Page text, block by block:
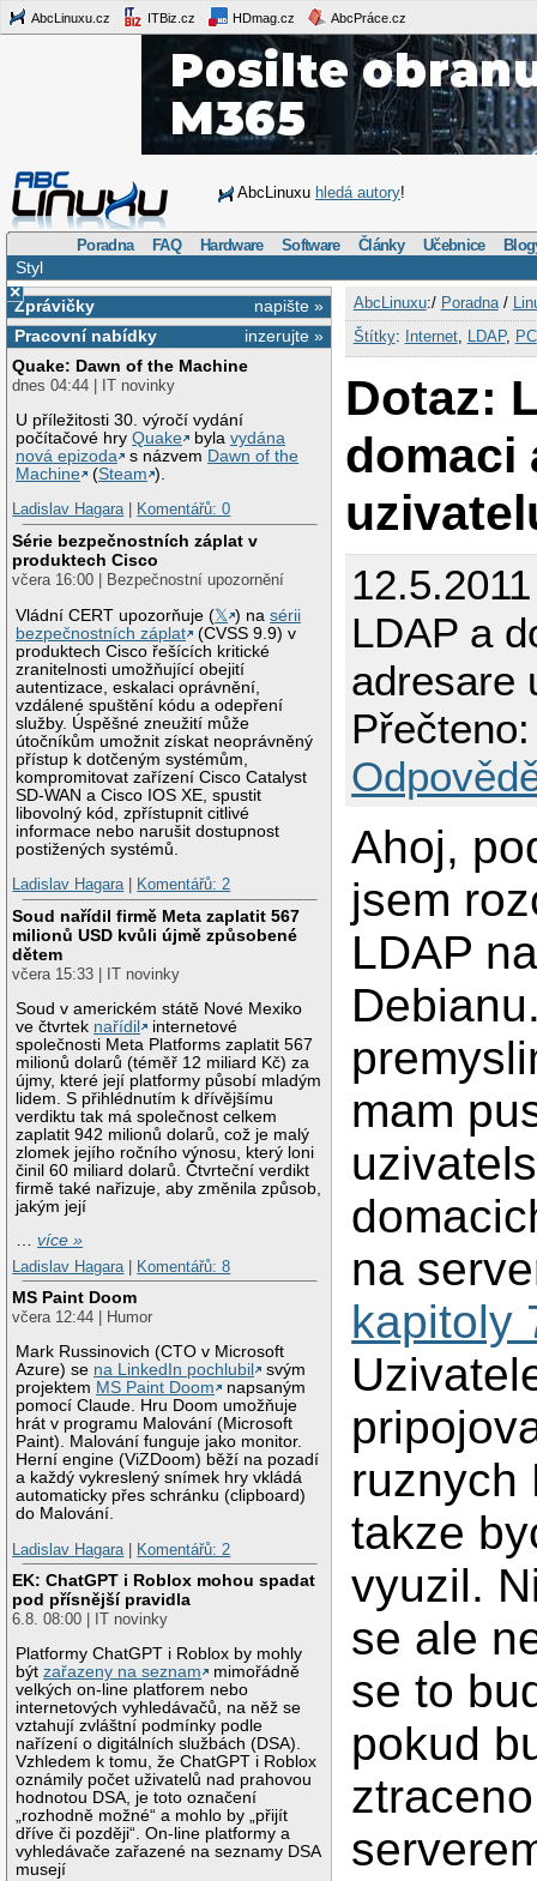
AbcLinuxu.cz ITBiz.cz HDmag.cz AbcPráce.cz
AbcLinuxu hledá autory!
Poradna FAQ Hardware Software Články Učebnice
Styl
×
napište »
Zprávičky
inzerujte »
Pracovní nabídky
Quake: Dawn of the Machine
dnes 04:44 | IT novinky
U příležitosti 30. výročí vydání
počítačové hryQuake bylavydána
nová epizoda
s názvem Dawn of the
Machine
(Steam ).
Ladislav Hagara| Komentářů: 0
Série bezpečnostních záplat v
produktech Cisco
včera 16:00 | Bezpečnostní upozornění
Vládní CERT upozorňuje (𝕏 ) nasérii
bezpečnostních záplat
(CVSS 9.9) v
produktech Cisco řešících kritické
zranitelnosti umožňující obejití
autentizace, eskalaci oprávnění,
vzdálené spuštění kódu a odepření
služby. Úspěšné zneužití může
útočníkům umožnit získat neoprávněný
přístup k dotčeným systémům,
kompromitovat zařízení Cisco Catalyst
SD-WAN a Cisco IOS XE, spustit
libovolný kód, zpřístupnit citlivé
informace nebo narušit dostupnost
postižených systémů.
Ladislav Hagara| Komentářů: 2
Soud nařídil firmě Meta zaplatit 567
milionů USD kvůli újmě způsobené
dětem
včera 15:33 | IT novinky
Soud v americkém státě Nové Mexiko
ve čtvrtek nařídil
internetové
společnosti Meta Platforms zaplatit 567
milionů dolarů (téměř 12 miliard Kč) za
újmy, které její platformy působí mladým
lidem. S přihlédnutím k dřívějšímu
verdiktu tak má společnost celkem
zaplatit 942 milionů dolarů, což je malý
zlomek jejího ročního výnosu, který loni
činil 60 miliard dolarů. Čtvrteční verdikt
firmě také nařizuje, aby změnila způsob,
jakým její
…více »
Ladislav Hagara
Komentářů: 8
MS Paint Doom
včera 12:44 | Humor
Mark Russinovich (CTO v Microsoft
Azure) se na LinkedIn pochlubil
svým
projektem MS Paint Doom
napsaným
pomocí Claude. Hru Doom umožňuje
hrát v programu Malování (Microsoft
Paint). Malování funguje jako monitor.
Herní engine (ViZDoom) běží na pozadí
a každý vykreslený snímek hry vkládá
automaticky přes schránku (clipboard)
do Malování.
Ladislav Hagara
Komentářů: 2
EK: ChatGPT i Roblox mohou spadat
pod přísnější pravidla
6.8. 08:00 | IT novinky
Platformy ChatGPT i Roblox by mohly
býtzařazeny na seznam
mimořádně
velkých on-line platforem nebo
internetových vyhledávačů, na něž se
vztahují zvláštní podmínky podle
nařízení o digitálních službách (DSA).
Vzhledem k tomu, že ChatGPT i Roblox
oznámily počet uživatelů nad prahovou
hodnotou DSA, je toto označení
„rozhodně možné“ a mohlo by „přijít
dříve či později“. On-line platformy a
vyhledávače zařazené na seznamy DSA
musejí
AbcLinuxu:/ Poradna/
Štítky: Internet, LDAP, PC
Dotaz:
domaci
LDAP a
adresare
Ahoj,
jsem
LDAP
mam
na
kapitoly
ruznych
takze
vyuzil.
se ale
se to
pokud